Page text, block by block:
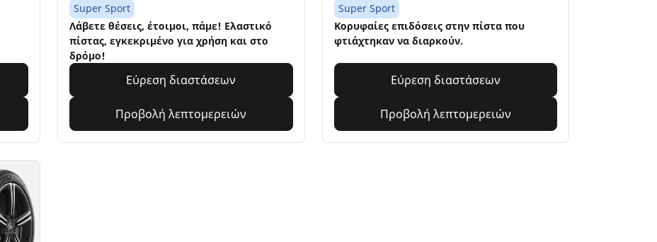
Super Sport
Λάβετε θέσεις, έτοιμοι, πάμε! Ελαστικό
πίστας, εγκεκριμένο για χρήση και στο
δρόμο!
Εύρεση διαστάσεων
Προβολή λεπτομερειών
Super Sport
Κορυφαίες επιδόσεις στην πίστα που
φτιάχτηκαν να διαρκούν.
Εύρεση διαστάσεων
Προβολή λεπτομερειών